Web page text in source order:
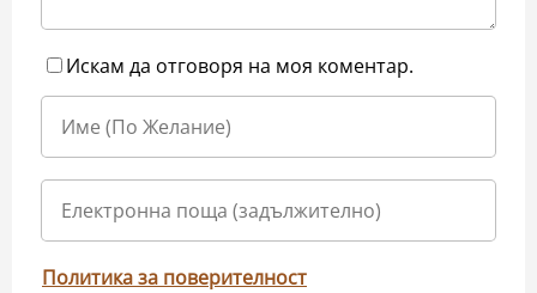
Искам да отговоря на моя коментар.
Политика за поверителност